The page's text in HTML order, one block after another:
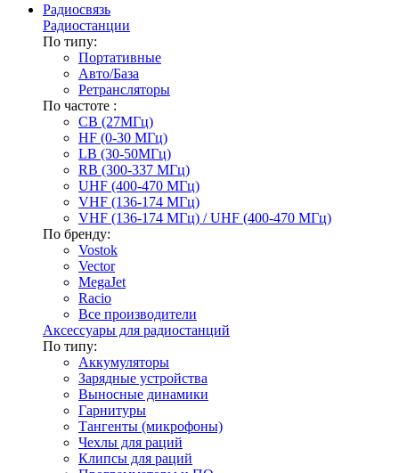
Радиосвязь
Радиостанции
По типу:
Портативные
Авто/База
Ретрансляторы
По частоте :
CB (27МГц)
HF (0-30 МГц)
LB (30-50МГц)
RB (300-337 МГц)
UHF (400-470 МГц)
VHF (136-174 МГц)
VHF (136-174 МГц) / UHF (400-470 МГц)
По бренду:
Vostok
Vector
MegaJet
Racio
Все производители
Аксессуары для радиостанций
По типу:
Аккумуляторы
Зарядные устройства
Выносные динамики
Гарнитуры
Тангенты (микрофоны)
Чехлы для раций
Клипсы для раций